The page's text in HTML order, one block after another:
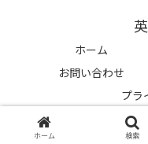
ホーム
お問い合わせ
プラ
©
ホーム 検索